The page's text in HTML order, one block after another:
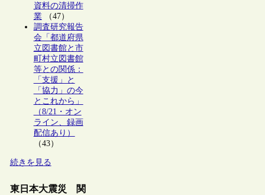
資料の清掃作
業（47）
調査研究報告
会「都道府県
立図書館と市
町村立図書館
等との関係：
「支援」と
「協力」の今
とこれから」
（8/21・オン
ライン、録画
配信あり）
（43）
続きを見る
東日本大震災 関